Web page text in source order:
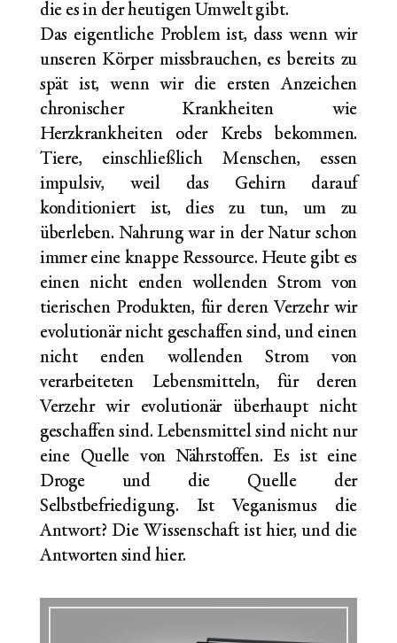
die es in der heutigen Umwelt gibt.
Das eigentliche Problem ist, dass wenn wir
unseren Körper missbrauchen, es bereits zu
spät ist, wenn wir die ersten Anzeichen
chronischer Krankheiten wie
Herzkrankheiten oder Krebs bekommen.
Tiere, einschließlich Menschen, essen
impulsiv, weil das Gehirn darauf
konditioniert ist, dies zu tun, um zu
überleben. Nahrung war in der Natur schon
immer eine knappe Ressource. Heute gibt es
einen nicht enden wollenden Strom von
tierischen Produkten, für deren Verzehr wir
evolutionär nicht geschaffen sind, und einen
nicht enden wollenden Strom von
verarbeiteten Lebensmitteln, für deren
Verzehr wir evolutionär überhaupt nicht
geschaffen sind. Lebensmittel sind nicht nur
eine Quelle von Nährstoffen. Es ist eine
Droge und die Quelle der
Selbstbefriedigung. Ist Veganismus die
Antwort? Die Wissenschaft ist hier, und die
Antworten sind hier.